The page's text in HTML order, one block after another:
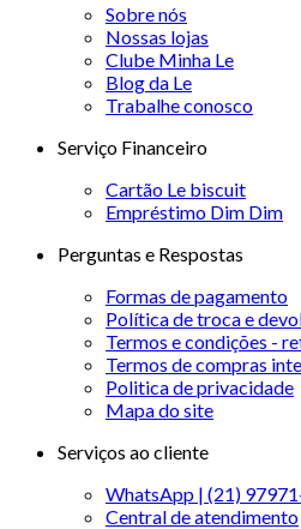
Sobre nós
Nossas lojas
Clube Minha Le
Blog da Le
Trabalhe conosco
Serviço Financeiro
Cartão Le biscuit
Empréstimo Dim Dim
Perguntas e Respostas
Formas de pagamento
Política de troca e
Termos e condições -
Termos de compras
Politica de privacidade
Mapa do site
Serviços ao cliente
WhatsApp | (21)
Central de atendimento